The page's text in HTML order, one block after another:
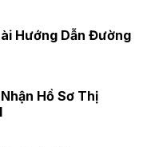
Hướng Dẫn Đường
Hồ Sơ Thị